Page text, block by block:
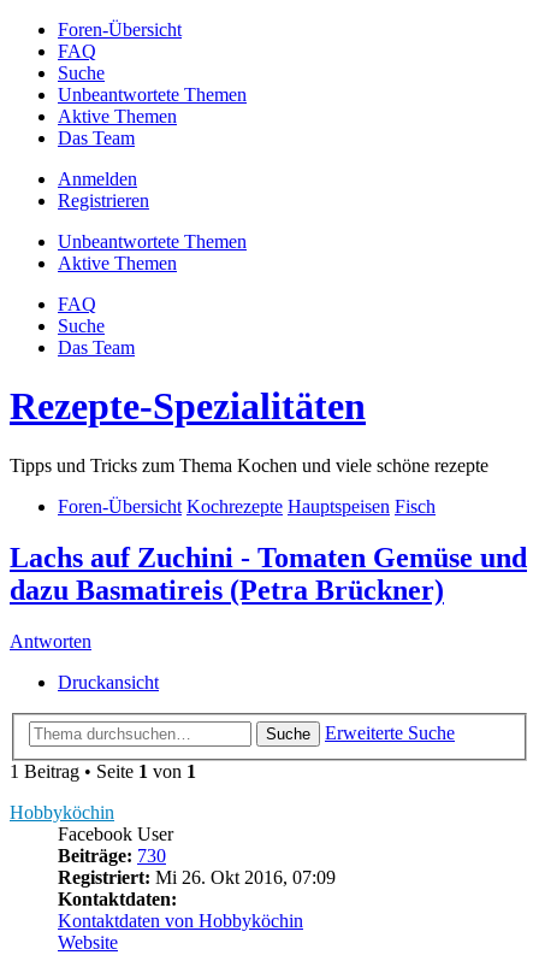
Foren-Übersicht
FAQ
Suche
Unbeantwortete Themen
Aktive Themen
Das Team
Anmelden
Registrieren
Unbeantwortete Themen
Aktive Themen
FAQ
Suche
Das Team
Rezepte-Spezialitäten
Tipps und Tricks zum Thema Kochen und viele schöne rezepte
Foren-Übersicht Kochrezepte Hauptspeisen Fisch
Lachs auf Zuchini - Tomaten Gemüse und
dazu Basmatireis (Petra Brückner)
Antworten
Druckansicht
Suche
Erweiterte Suche
1 Beitrag • Seite 1 von 1
Hobbyköchin
Facebook User
Beiträge: 730
Registriert: Mi 26. Okt 2016, 07:09
Kontaktdaten:
Kontaktdaten von Hobbyköchin
Website